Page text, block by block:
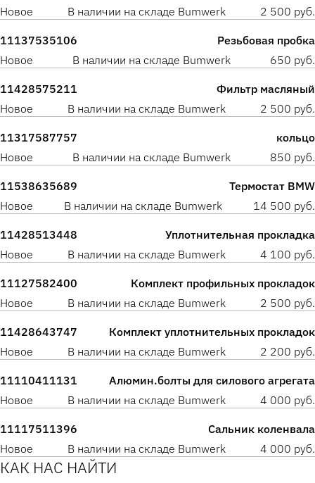
Новое
В наличии на складе Bumwerk 2 500 руб.
11137535106
Резьбовая пробка
Новое
В наличии на складе Bumwerk 650 руб.
11428575211
Фильтр масляный
Новое
В наличии на складе Bumwerk 2 500 руб.
11317587757
кольцо
Новое
В наличии на складе Bumwerk 850 руб.
11538635689
Термостат BMW
Новое
В наличии на складе Bumwerk 14 500 руб.
11428513448
Уплотнительная прокладка
Новое
В наличии на складе Bumwerk 4 100 руб.
11127582400
Комплект профильных прокладок
Новое
В наличии на складе Bumwerk 2 500 руб.
11428643747
Комплект уплотнительных прокладок
Новое
В наличии на складе Bumwerk 2 200 руб.
11110411131
Алюмин.болты для силового агрегата
Новое
В наличии на складе Bumwerk 4 000 руб.
11117511396
Сальник коленвала
Новое
В наличии на складе Bumwerk 4 000 руб.
КАК НАС НАЙТИ